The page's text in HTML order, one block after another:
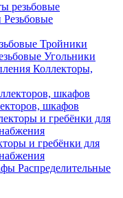
резьбовые
Резьбовые
Тройники
Угольники
Коллекторы,
шкафов
и гребёнки для
Распределительные